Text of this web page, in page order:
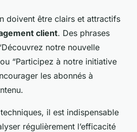
doivent être clairs et attractifs
client. Des phrases
notre nouvelle
“Participez à notre initiative
les abonnés à
il est indispensable
régulièrement l’efficacité